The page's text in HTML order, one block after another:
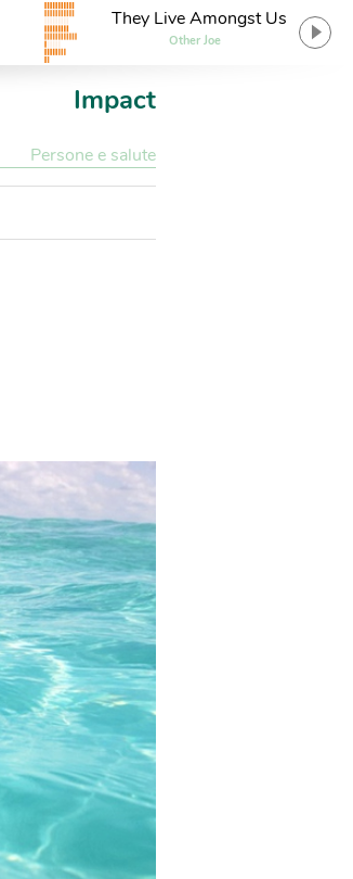
They Live Amongst Us
Other Joe
Impact
Persone e salute